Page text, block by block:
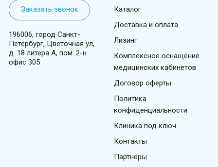
Заказать звонок
196006, город Санкт-
Петербург, Цветочная ул,
д. 18 литера А, пом. 2-н
офис 305
Каталог
Доставка и оплата
Лизинг
Комплексное оснащение
медицинских кабинетов
Договор оферты
Политика
конфиденциальности
Клиника под ключ
Контакты
Партнёры